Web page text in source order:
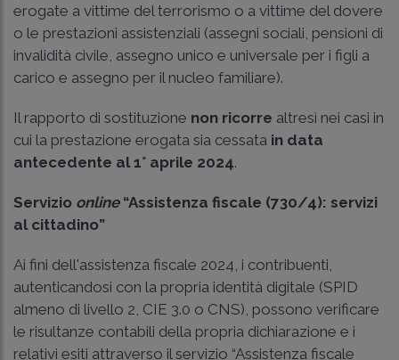
erogate a vittime del terrorismo o a vittime del dovere
o le prestazioni assistenziali (assegni sociali, pensioni di
invalidità civile, assegno unico e universale per i figli a
carico e assegno per il nucleo familiare).
Il rapporto di sostituzione non ricorre altresì nei casi in
cui la prestazione erogata sia cessata in data
antecedente al 1° aprile 2024.
Servizio online “Assistenza fiscale (730/4): servizi
al cittadino”
Ai fini dell'assistenza fiscale 2024, i contribuenti,
autenticandosi con la propria identità digitale (SPID
almeno di livello 2, CIE 3.0 o CNS), possono verificare
le risultanze contabili della propria dichiarazione e i
relativi esiti attraverso il servizio “Assistenza fiscale